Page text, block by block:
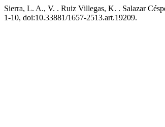
Sierra, L. A., V. . Ruiz Villegas, K. . Salazar
1-10, doi:10.33881/1657-2513.art.19209.